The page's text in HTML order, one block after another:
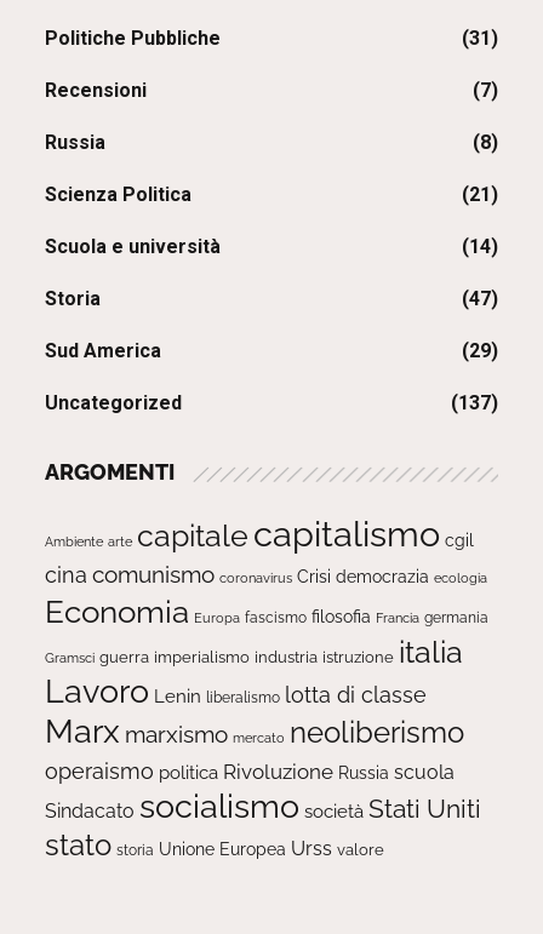
Politiche Pubbliche (31)
Recensioni (7)
Russia (8)
Scienza Politica (21)
Scuola e università (14)
Storia (47)
Sud America (29)
Uncategorized (137)
ARGOMENTI
Ambiente arte capitale capitalismo cgil
cina comunismo coronavirus Crisi democrazia ecologia
Economia Europa fascismo filosofia Francia germania
Gramsci guerra imperialismo industria istruzione italia
Lavoro Lenin liberalismo lotta di classe
Marx marxismo mercato neoliberismo
operaismo politica Rivoluzione Russia scuola
Sindacato socialismo società Stati Uniti
stato storia Unione Europea Urss valore